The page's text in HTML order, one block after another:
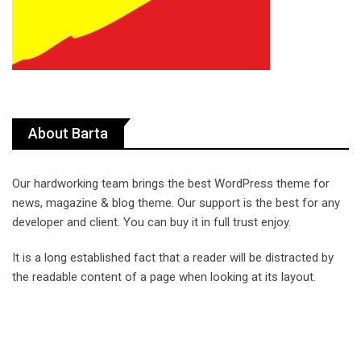
About Barta
Our hardworking team brings the best WordPress theme for
news, magazine & blog theme. Our support is the best for any
developer and client. You can buy it in full trust enjoy.
It is a long established fact that a reader will be distracted by
the readable content of a page when looking at its layout.